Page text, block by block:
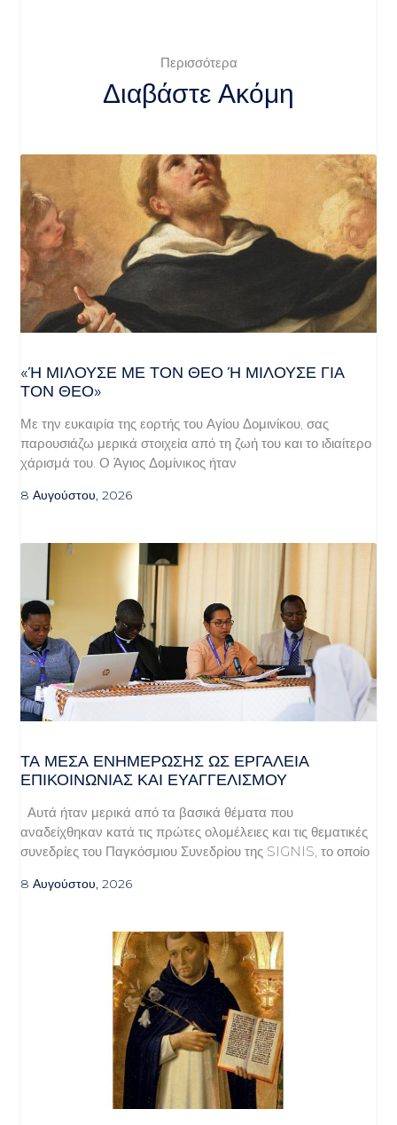
Περισσότερα
Διαβάστε Ακόμη
«Ή ΜΙΛΟΎΣΕ ΜΕ ΤΟΝ ΘΕΌ Ή ΜΙΛΟΎΣΕ ΓΙΑ ΤΟ
Ν ΘΕΌ»
Με την ευκαιρία της εορτής του Αγίου Δομινίκου, σας
παρουσιάζω μερικά στοιχεία από τη ζωή του και το ιδιαίτερο
χάρισμά του. Ο Άγιος Δομίνικος ήταν
8 Αυγούστου, 2026
ΤΑ ΜΈΣΑ ΕΝΗΜΈΡΩΣΗΣ ΩΣ ΕΡΓΑΛΕΊΑ
ΕΠΙΚΟΙΝΩΝΊΑΣ ΚΑΙ ΕΥΑΓΓΕΛΙΣΜΟΎ
Αυτά ήταν μερικά από τα βασικά θέματα που
αναδείχθηκαν κατά τις πρώτες ολομέλειες και τις θεματικές
συνεδρίες του Παγκόσμιου Συνεδρίου της SIGNIS, το οποίο
8 Αυγούστου, 2026